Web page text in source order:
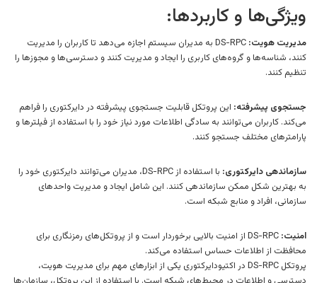
ویژگی‌ها و کاربردها:
مدیریت هویت:
DS-RPC به مدیران سیستم اجازه می‌دهد تا کاربران را مدیریت
کنند، شناسه‌ها و گروه‌های کاربری را ایجاد و مدیریت کنند و دسترسی‌ها و مجوزها را
تنظیم کنند.
جستجوی پیشرفته: این پروتکل قابلیت جستجوی پیشرفته در دایرکتوری را فراهم
می‌کند. کاربران می‌توانند به سادگی اطلاعات مورد نیاز خود را با استفاده از فیلترها و
پارامترهای مختلف جستجو کنند.
سازماندهی دایرکتوری:
با استفاده از DS-RPC، مدیران می‌توانند دایرکتوری خود را
به بهترین شکل ممکن سازماندهی کنند. این شامل ایجاد و مدیریت واحدهای
سازمانی، افراد و منابع شبکه است.
امنیت:
DS-RPC از امنیت بالایی برخوردار است و از پروتکل‌های رمزنگاری برای
محافظت از اطلاعات حساس استفاده می‌کند.
پروتکل DS-RPC در اکتیودایرکتوری یکی از ابزارهای مهم برای مدیریت هویت،